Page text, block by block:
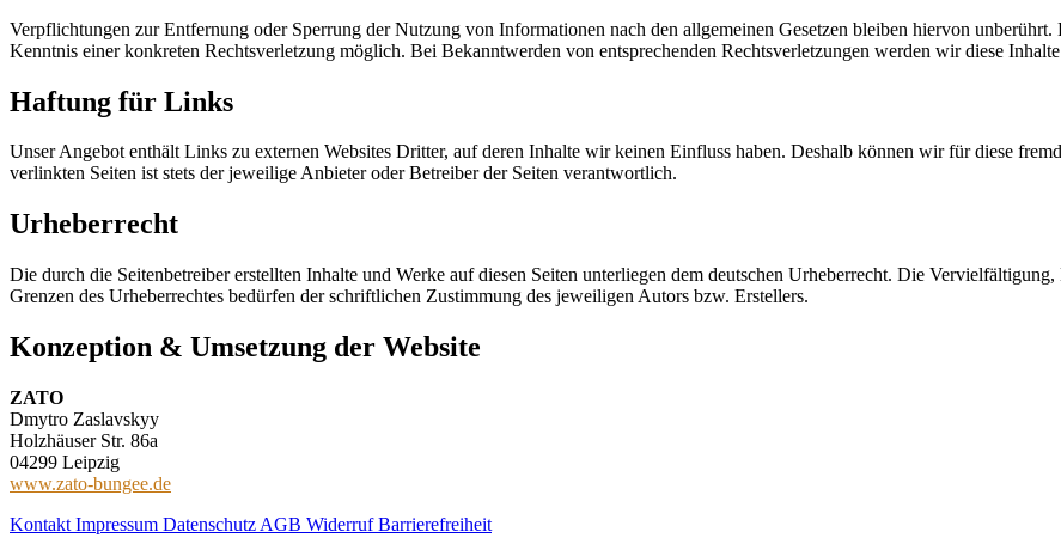
Verpflichtungen zur Entfernung oder Sperrung der Nutzung von Informationen nach den allgemeinen Gesetzen bleiben hiervon
Kenntnis einer konkreten Rechtsverletzung möglich. Bei Bekanntwerden von entsprechenden Rechtsverletzungen werden wir diese
Haftung für Links
Unser Angebot enthält Links zu externen Websites Dritter, auf deren Inhalte wir keinen Einfluss haben. Deshalb können wir für diese
verlinkten Seiten ist stets der jeweilige Anbieter oder Betreiber der Seiten verantwortlich.
Urheberrecht
Die durch die Seitenbetreiber erstellten Inhalte und Werke auf diesen Seiten unterliegen dem deutschen Urheberrecht. Die
Grenzen des Urheberrechtes bedürfen der schriftlichen Zustimmung des jeweiligen Autors bzw. Erstellers.
Konzeption & Umsetzung der Website
ZATO
Dmytro Zaslavskyy
Holzhäuser Str. 86a
04299 Leipzig
www.zato-bungee.de
Kontakt Impressum Datenschutz AGB WiderrufBarrierefreiheit